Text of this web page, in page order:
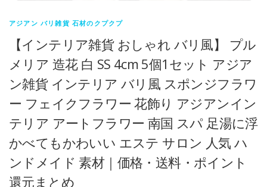
アジアン バリ雑貨 石材のクプクプ
【インテリア雑貨 おしゃれ バリ風】 プル
メリア 造花 白 SS 4cm 5個1セット アジア
ン雑貨 インテリア バリ風 スポンジフラワ
ー フェイクフラワー 花飾り アジアンイン
テリア アートフラワー 南国 スパ 足湯に浮
かべてもかわいい エステ サロン 人気 ハ
ンドメイド 素材｜価格・送料・ポイント
還元まとめ